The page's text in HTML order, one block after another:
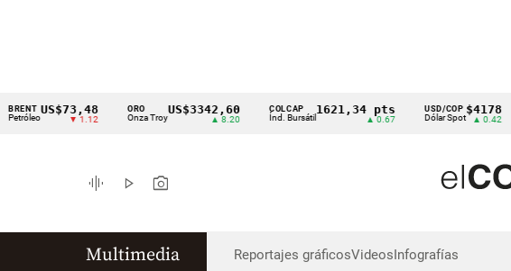
Cintillo
indicadores
económicos
US$73,48
▼ 1.12 Onza Troy
US$3342,60
▲ 8.20
COLCAP
Índ. Bursátil
1621,34 pts
▲ 0.67
USD/COP
Dólar Spot
$4178
▲ 0.42
graphic_eq play_arrow photo_camera
Multimedia Reportajes gráficosVideosInfografías